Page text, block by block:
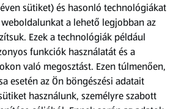
sütiket) és hasonló technológiákat
a lehető legjobban az
Ezek a technológiák például
funkciók használatát és a
való megosztást. Ezen túlmenően,
esetén az Ön böngészési adatait
használunk, személyre szabott